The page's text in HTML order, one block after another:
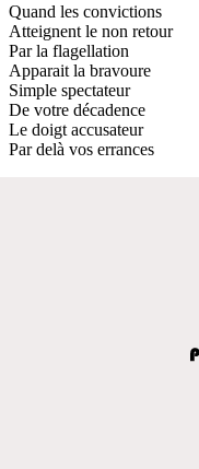
Quand les convictions
Atteignent le non retour
Par la flagellation
Apparait la bravoure
Simple spectateur
De votre décadence
Le doigt accusateur
Par delà vos errances